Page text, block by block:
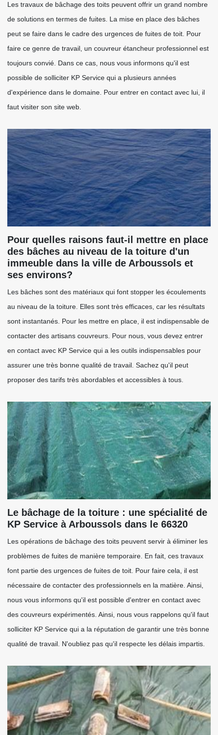
Les travaux de bâchage des toits peuvent offrir un grand nombre
de solutions en termes de fuites. La mise en place des bâches
peut se faire dans le cadre des urgences de fuites de toit. Pour
faire ce genre de travail, un couvreur étancheur professionnel est
toujours convié. Dans ce cas, nous vous informons qu'il est
possible de solliciter KP Service qui a plusieurs années
d'expérience dans le domaine. Pour entrer en contact avec lui, il
faut visiter son site web.
Pour quelles raisons faut-il mettre en place
des bâches au niveau de la toiture d'un
immeuble dans la ville de Arboussols et
ses environs?
Les bâches sont des matériaux qui font stopper les écoulements
au niveau de la toiture. Elles sont très efficaces, car les résultats
sont instantanés. Pour les mettre en place, il est indispensable de
contacter des artisans couvreurs. Pour nous, vous devez entrer
en contact avec KP Service qui a les outils indispensables pour
assurer une très bonne qualité de travail. Sachez qu'il peut
proposer des tarifs très abordables et accessibles à tous.
Le bâchage de la toiture : une spécialité de
KP Service à Arboussols dans le 66320
Les opérations de bâchage des toits peuvent servir à éliminer les
problèmes de fuites de manière temporaire. En fait, ces travaux
font partie des urgences de fuites de toit. Pour faire cela, il est
nécessaire de contacter des professionnels en la matière. Ainsi,
nous vous informons qu'il est possible d'entrer en contact avec
des couvreurs expérimentés. Ainsi, nous vous rappelons qu'il faut
solliciter KP Service qui a la réputation de garantir une très bonne
qualité de travail. N'oubliez pas qu'il respecte les délais impartis.